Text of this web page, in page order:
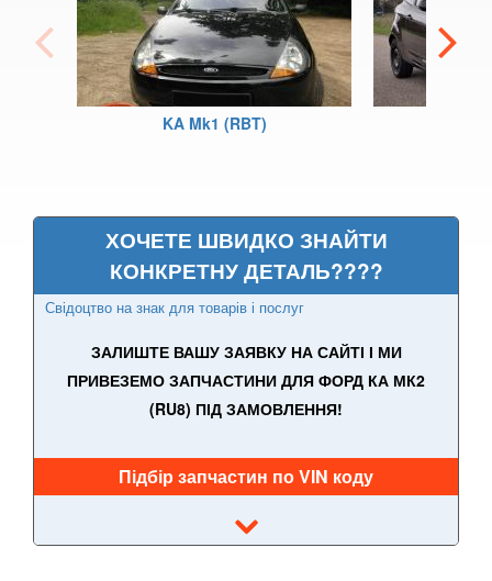
Fiesta Active Mk8
F-150 XII (P415)
F-150 XIII (P552)
KA Mk1 (RBT)
KA Mk2 (RU8)
KA+
Kuga Mk1 (CBV)
KA Mk1 (RBT)
ХОЧЕТЕ ШВИДКО ЗНАЙТИ
КОНКРЕТНУ ДЕТАЛЬ????
Свідоцтво на знак для товарів і послуг
ЗАЛИШТЕ ВАШУ ЗАЯВКУ НА САЙТІ І МИ
ПРИВЕЗЕМО ЗАПЧАСТИНИ ДЛЯ ФОРД КА МК2
(RU8) ПІД ЗАМОВЛЕННЯ!
Підбір запчастин по VIN коду